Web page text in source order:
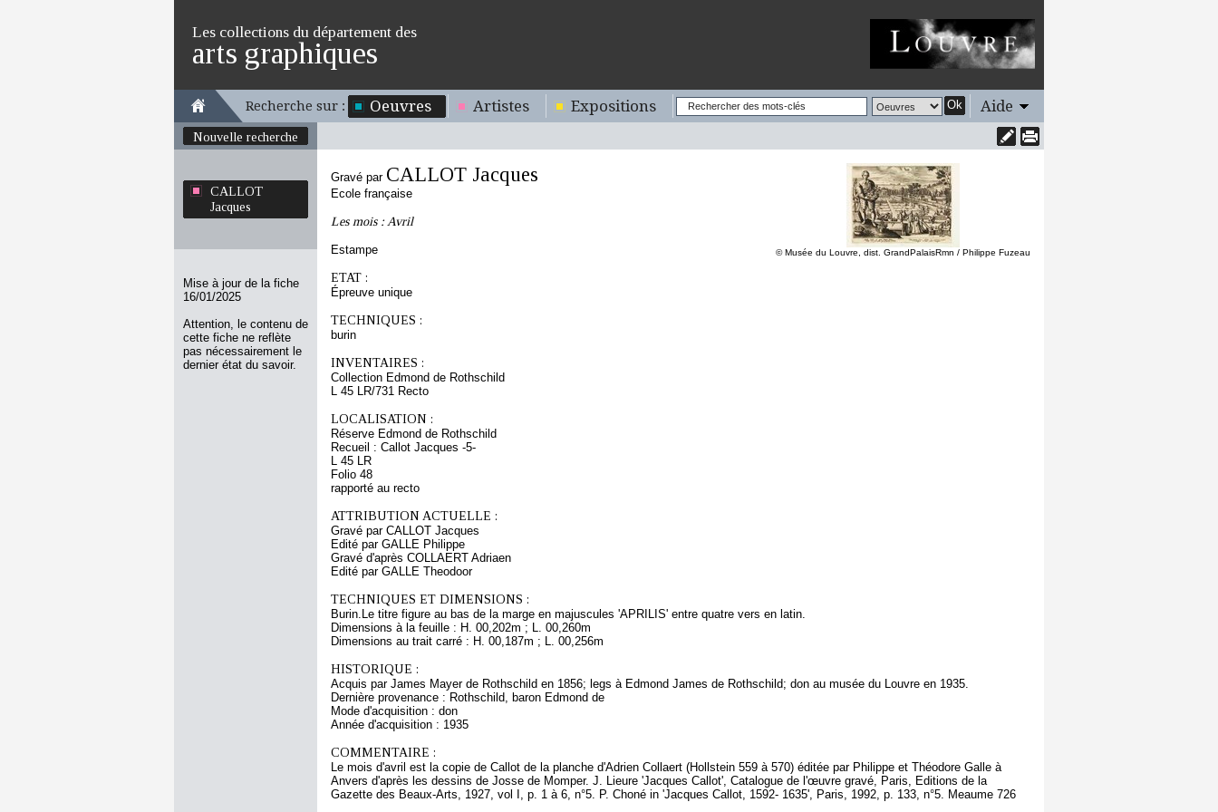
Les collections du département des
arts graphiques
Recherche sur : Oeuvres Artistes Expositions Ok Aide
Nouvelle recherche
CALLOT
Jacques
Mise à jour de la fiche
16/01/2025
Attention, le contenu de
cette fiche ne reflète
pas nécessairement le
dernier état du savoir.
© Musée du Louvre, dist. GrandPalaisRmn / Philippe Fuzeau
Gravé par CALLOT Jacques
Ecole française
Les mois : Avril
Estampe
ETAT :
Épreuve unique
TECHNIQUES :
burin
INVENTAIRES :
Collection Edmond de Rothschild
L 45 LR/731 Recto
LOCALISATION :
Réserve Edmond de Rothschild
Recueil : Callot Jacques -5-
L 45 LR
Folio 48
rapporté au recto
ATTRIBUTION ACTUELLE :
Gravé par CALLOT Jacques
Edité par GALLE Philippe
Gravé d'après COLLAERT Adriaen
Edité par GALLE Theodoor
TECHNIQUES ET DIMENSIONS :
Burin.Le titre figure au bas de la marge en majuscules 'APRILIS' entre quatre vers en latin.
Dimensions à la feuille : H. 00,202m ; L. 00,260m
Dimensions au trait carré : H. 00,187m ; L. 00,256m
HISTORIQUE :
Acquis par James Mayer de Rothschild en 1856; legs à Edmond James de Rothschild; don au musée du Louvre en 1935.
Dernière provenance : Rothschild, baron Edmond de
Mode d'acquisition : don
Année d'acquisition : 1935
COMMENTAIRE :
Le mois d'avril est la copie de Callot de la planche d'Adrien Collaert (Hollstein 559 à 570) éditée par Philippe et Théodore Galle à
Anvers d'après les dessins de Josse de Momper. J. Lieure 'Jacques Callot', Catalogue de l'œuvre gravé, Paris, Editions de la
Gazette des Beaux-Arts, 1927, vol I, p. 1 à 6, n°5. P. Choné in 'Jacques Callot, 1592- 1635', Paris, 1992, p. 133, n°5. Meaume 726